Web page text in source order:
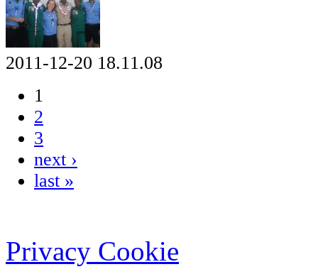
2011-12-20 18.11.08
1
2
3
next ›
last »
Privacy Cookie